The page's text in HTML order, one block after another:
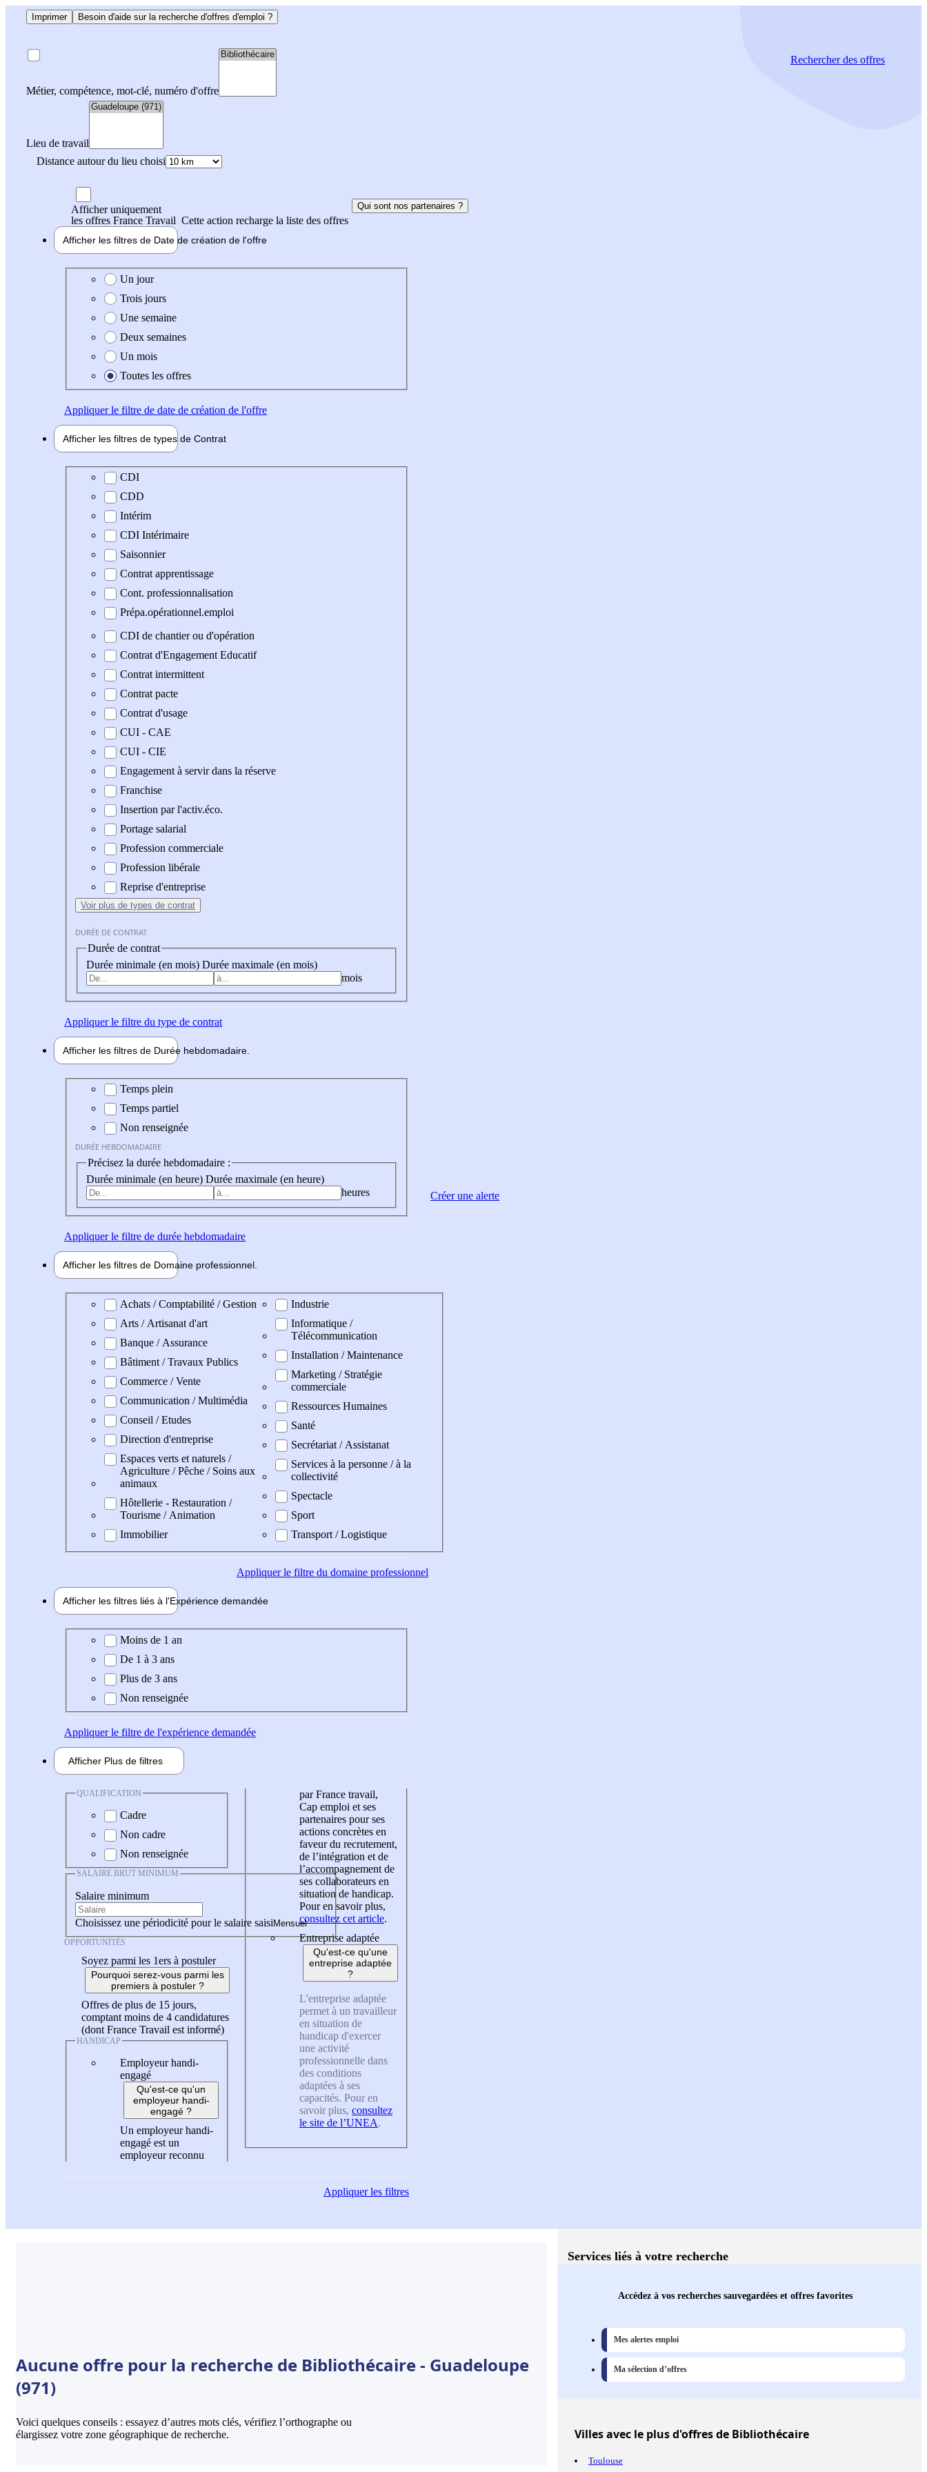
Imprimer Besoin d'aide sur la recherche d'offres d'emploi ?
Métier, compétence, mot-clé, numéro d'offre
Lieu de travail
Distance autour du lieu choisi
Rechercherdes offres
Afficher uniquement
les offres France Travail Cette action recharge la liste des offres
Qui sont nos partenaires ?
Afficher les filtres de Date de création de l'offre
Date de création de l'offre
Un jour
Trois jours
Une semaine
Deux semaines
Un mois
Toutes les offres
Appliquerle filtre de date de création de l'offre
Afficher les filtres de types de Contrat
Type de contrat
CDI
CDD
Intérim
CDI Intérimaire
Saisonnier
Contrat apprentissage
Cont. professionnalisation
Prépa.opérationnel.emploi
CDI de chantier ou d'opération
Contrat d'Engagement Educatif
Contrat intermittent
Contrat pacte
Contrat d'usage
CUI - CAE
CUI - CIE
Engagement à servir dans la réserve
Franchise
Insertion par l'activ.éco.
Portage salarial
Profession commerciale
Profession libérale
Reprise d'entreprise
Voir plus de types de contrat
DURÉE DE CONTRAT
Durée de contrat
Durée minimale (en mois) Durée maximale (en mois)
mois
Appliquerle filtre du type de contrat
Afficher les filtres de Durée hebdomadaire
Durée hebdomadaire
Temps plein
Temps partiel
Non renseignée
DURÉE HEBDOMADAIRE
Précisez la durée hebdomadaire :
Durée minimale (en heure) Durée maximale (en heure)
heures
Appliquerle filtre de durée hebdomadaire
Afficher les filtres de Domaine professionnel
Domaine professionel
Achats / Comptabilité / Gestion
Arts / Artisanat d'art
Banque / Assurance
Bâtiment / Travaux Publics
Commerce / Vente
Communication / Multimédia
Conseil / Etudes
Direction d'entreprise
Espaces verts et naturels /
Agriculture / Pêche / Soins aux
animaux
Hôtellerie - Restauration /
Tourisme / Animation
Immobilier
Industrie
Informatique /
Télécommunication
Installation / Maintenance
Marketing / Stratégie
commerciale
Ressources Humaines
Santé
Secrétariat / Assistanat
Services à la personne / à la
collectivité
Spectacle
Sport
Transport / Logistique
Appliquerle filtre du domaine professionnel
Afficher les filtres liés à l'Expérience demandée
Expérience demandée
Moins de 1 an
De 1 à 3 ans
Plus de 3 ans
Non renseignée
Appliquerle filtre de l'expérience demandée
Afficher Plus de filtres
QUALIFICATION
Cadre
Non cadre
Non renseignée
SALAIRE BRUT MINIMUM
Salaire minimum
Choisissez une périodicité pour le salaire saisi
OPPORTUNITÉS
Soyez parmi les 1ers à postuler
Pourquoi serez-vous parmi les
premiers à postuler ?
Offres de plus de 15 jours,
comptant moins de 4 candidatures
(dont France Travail est informé)
HANDICAP
Employeur handi-
engagé
Qu'est-ce qu'un
employeur handi-
engagé ?
Un employeur handi-
engagé est un
employeur reconnu
par France travail,
Cap emploi et ses
partenaires pour ses
actions concrètes en
faveur du recrutement,
de l’intégration et de
l’accompagnement de
ses collaborateurs en
situation de handicap.
Pour en savoir plus,
consultez cet article.
Entreprise adaptée
Qu'est-ce qu'une
entreprise adaptée
?
L'entreprise adaptée
permet à un travailleur
en situation de
handicap d'exercer
une activité
professionnelle dans
des conditions
adaptées à ses
capacités. Pour en
savoir plus, consultez
le site de l’UNEA.
Appliquerles filtres
Créer une alerte
Aucune offre pour la recherche de Bibliothécaire - Guadeloupe
(971)
Voici quelques conseils : essayez d’autres mots clés, vérifiez l’orthographe ou
élargissez votre zone géographique de recherche.
Services liés à votre recherche
Accédez à vos recherches sauvegardées et offres favorites
Mes alertes emploi
Ma sélection d’offres
Villesavec le plus d'offres de Bibliothécaire
Toulouse